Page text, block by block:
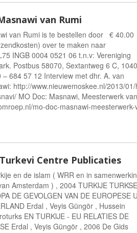
van Rumi
van Rumi is te bestellen door € 40.00
over te maken naar
INGB 0004 0521 06 t.n.v: Vereniging
Postbus 58070, Sextantweg 6 C,
684 57 12 Interview met dhr. A. van
http://www.nieuwemoskee.nl/2013/
MO Doc: Masnawi, Meesterwerk van
mo-doc-masnawi-meesterwerk-
Centre Publicaties
en de islam ( WRR en in
Amsterdam ) , 2004 TURKIJE TURKSE
DE GEVOLGEN VAN DE EUROPESE
Erdal , Veyis Güngör , Hussein
EN TURKIJE - EU RELATIES DE
Erdal , Veyis Güngör , 2006 De Gids